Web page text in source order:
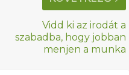
Vidd ki az irodát a
szabadba, hogy jobban
menjen a munka